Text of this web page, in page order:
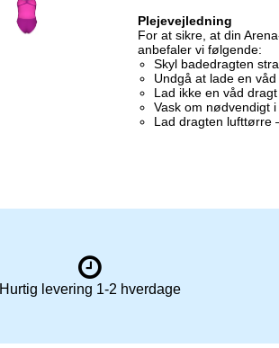
Plejevejledning
For at sikre, at din
anbefaler vi følgende:
Skyl badedragten
Undgå at lade en
Lad ikke en våd
Vask om nødvendigt
Lad dragten lufttørre
Hurtig levering 1-2 hverdage